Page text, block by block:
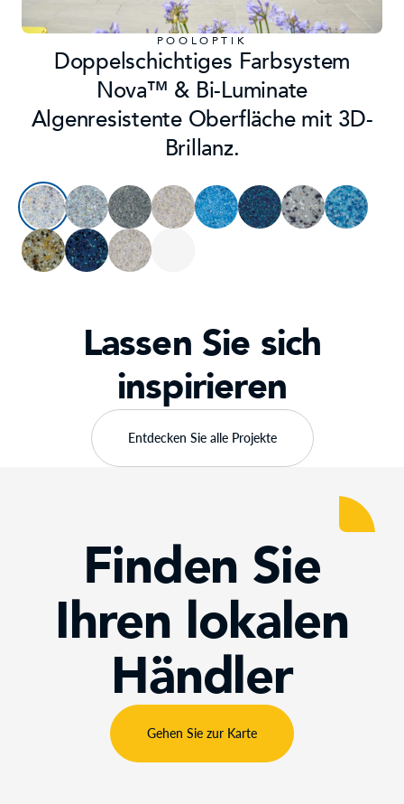
POOLOPTIK
Doppelschichtiges Farbsystem
Nova™ & Bi-Luminate
Algenresistente Oberfläche mit 3D-
Brillanz.
Lassen Sie sich
inspirieren
Entdecken Sie alle Projekte
SWIM LANE WITH LED
Schwimmbahn
LED-
Finden Sie
Ihren lokalen
Händler
Gehen Sie zur Karte